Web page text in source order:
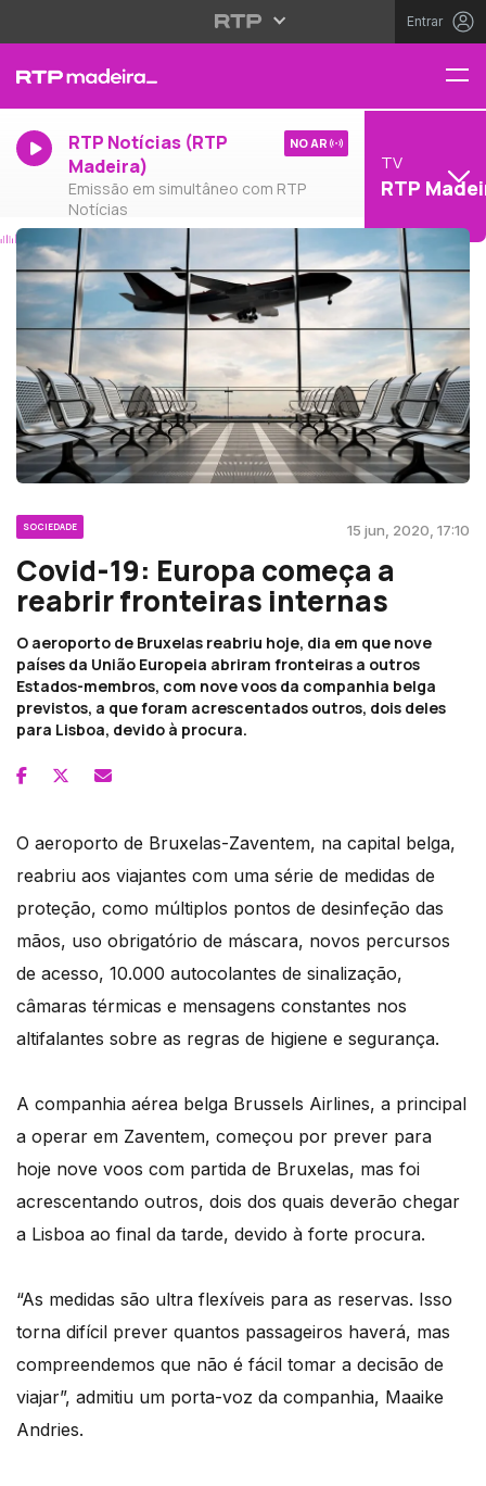
Entrar
RTP Notícias (RTP
Madeira)
Emissão em simultâneo com RTP
Notícias
NO AR
TV
RTP
SOCIEDADE 15 jun, 2020, 17:10
Covid-19: Europa começa a
reabrir fronteiras internas
O aeroporto de Bruxelas reabriu hoje, dia em que nove
países da União Europeia abriram fronteiras a outros
Estados-membros, com nove voos da companhia belga
previstos, a que foram acrescentados outros, dois deles
para Lisboa, devido à procura.
O aeroporto de Bruxelas-Zaventem, na capital belga,
reabriu aos viajantes com uma série de medidas de
proteção, como múltiplos pontos de desinfeção das
mãos, uso obrigatório de máscara, novos percursos
de acesso, 10.000 autocolantes de sinalização,
câmaras térmicas e mensagens constantes nos
altifalantes sobre as regras de higiene e segurança.
A companhia aérea belga Brussels Airlines, a principal
a operar em Zaventem, começou por prever para
hoje nove voos com partida de Bruxelas, mas foi
acrescentando outros, dois dos quais deverão chegar
a Lisboa ao final da tarde, devido à forte procura.
“As medidas são ultra flexíveis para as reservas. Isso
torna difícil prever quantos passageiros haverá, mas
compreendemos que não é fácil tomar a decisão de
viajar”, admitiu um porta-voz da companhia, Maaike
Andries.